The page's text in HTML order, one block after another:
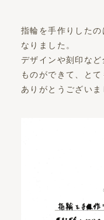
指輪を手作りした
なりました。
デザインや刻印な
ものができて、とて
ありがとうございま